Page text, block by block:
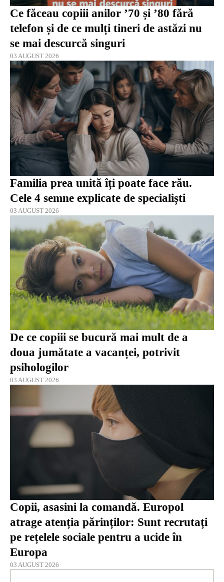
Ce făceau copiii anilor ’70 și ’80 fără
telefon și de ce mulți tineri de astăzi nu
se mai descurcă singuri
03 AUGUST 2026
Familia prea unită îți poate face rău.
Cele 4 semne explicate de specialiști
03 AUGUST 2026
De ce copiii se bucură mai mult de a
doua jumătate a vacanței, potrivit
psihologilor
03 AUGUST 2026
Copii, asasini la comandă. Europol
atrage atenția părinților: Sunt recrutați
pe rețelele sociale pentru a ucide în
Europa
03 AUGUST 2026